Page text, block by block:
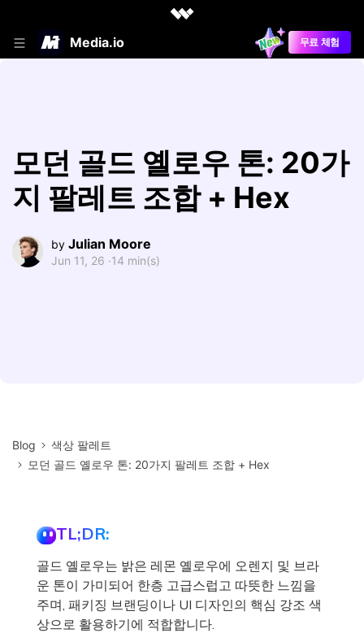
Media.io 무료 체험
모던 골드 옐로우 톤: 20가
지 팔레트 조합 + Hex
by Julian Moore
Jun 11, 26 ·14 min(s)
Blog
색상 팔레트
모던 골드 옐로우 톤: 20가지 팔레트 조합 + Hex
TL;DR:
골드 옐로우는 밝은 레몬 옐로우에 오렌지 및 브라
운 톤이 가미되어 한층 고급스럽고 따뜻한 느낌을
주며, 패키징 브랜딩이나 UI 디자인의 핵심 강조 색
상으로 활용하기에 적합합니다.